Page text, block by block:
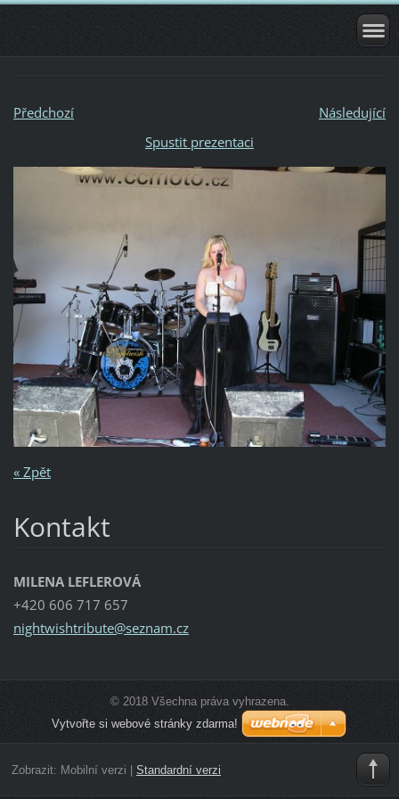
Předchozí
Následující
Spustit prezentaci
« Zpět
Kontakt
MILENA LEFLEROVÁ
+420 606 717 657
nightwishtribute@seznam.cz
© 2018 Všechna práva vyhrazena.
Vytvořte si webové stránky zdarma!
Zobrazit: Mobilní verzi Standardní verzi